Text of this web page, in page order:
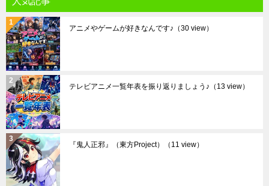
アニメやゲームが好きなんです♪ （30 view）
テレビアニメ一覧年表を振り返りましょう♪ （13 view）
『鬼人正邪』（東方Project） （11 view）